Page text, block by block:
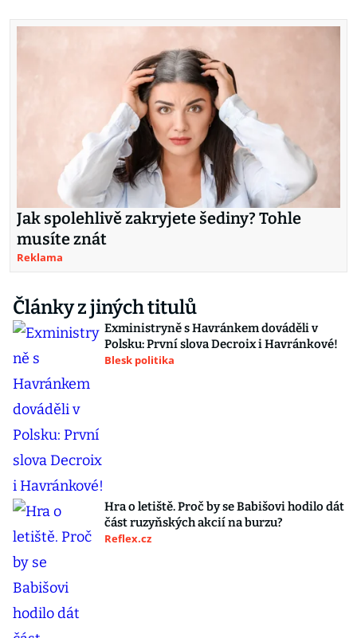
Jak spolehlivě zakryjete šediny? Tohle
musíte znát
Reklama
Články z jiných titulů
Exministryně s Havránkem dováděli v
Polsku: První slova Decroix i Havránkové!
Blesk politika
Hra o letiště. Proč by se Babišovi hodilo dát
část ruzyňských akcií na burzu?
Reflex.cz